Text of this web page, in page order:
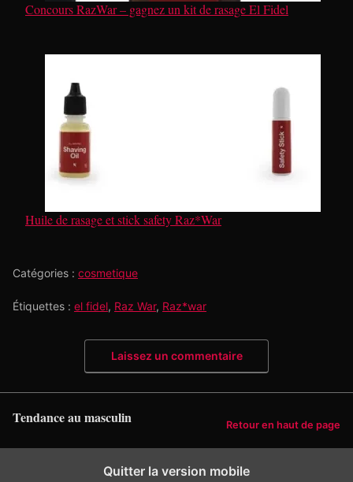
Concours RazWar – gagnez un kit de rasage El Fidel
Huile de rasage et stick safety Raz*War
Catégories : cosmetique
Étiquettes : el fidel, Raz War, Raz*war
Laissez un commentaire
Tendance au masculin Retour en haut de page
Quitter la version mobile